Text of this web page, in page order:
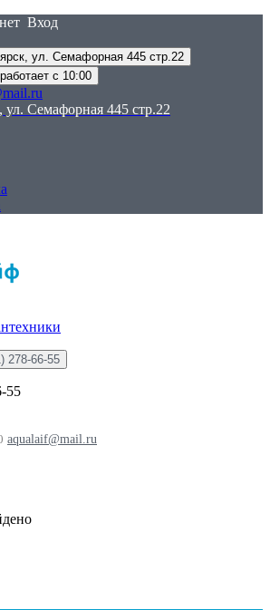
Вход
ул. Семафорная 445 стр.22
с 10:00
ул. Семафорная 445 стр.22
278-66-55
55
aqualaif@mail.ru